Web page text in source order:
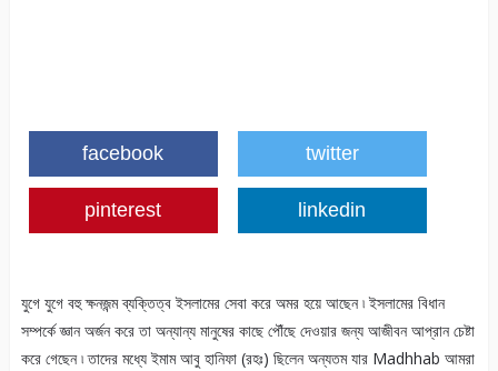
facebook twitter
pinterest linkedin
যুগে যুগে বহু ক্ষনজন্ম ব্যক্তিত্ব ইসলামের সেবা করে অমর হয়ে আছেন ৷ ইসলামের বিধান
সম্পর্কে জ্ঞান অর্জন করে তা অন্যান্য মানুষের কাছে পৌঁছে দেওয়ার জন্য আজীবন আপ্রান চেষ্টা
করে গেছেন ৷ তাদের মধ্যে ইমাম আবু হানিফা (রহঃ) ছিলেন অন্যতম যার Madhhab আমরা